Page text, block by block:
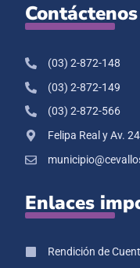
Contáctenos
(03) 2-872-148
(03) 2-872-149
(03) 2-872-566
Felipa Real y Av.
Enlaces
Rendición de